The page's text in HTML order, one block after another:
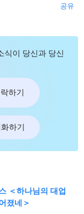
공유
식이 당신과 당신
하기
하기
＜하나님의 대업
졌네＞